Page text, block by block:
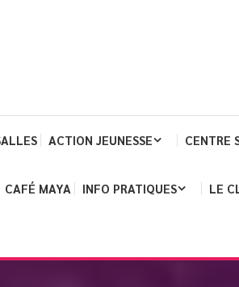
ACTION JEUNESSE CENTRE
CAFÉ MAYA INFO PRATIQUES LE